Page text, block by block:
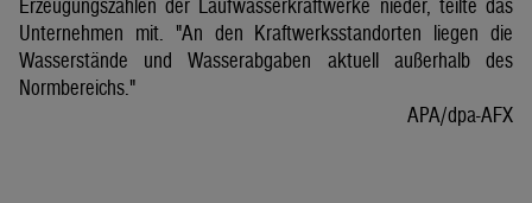
Unternehmen mit. "An den Kraftwerksstandorten liegen die
Wasserstände und Wasserabgaben aktuell außerhalb des
Normbereichs."
APA/dpa-AFX